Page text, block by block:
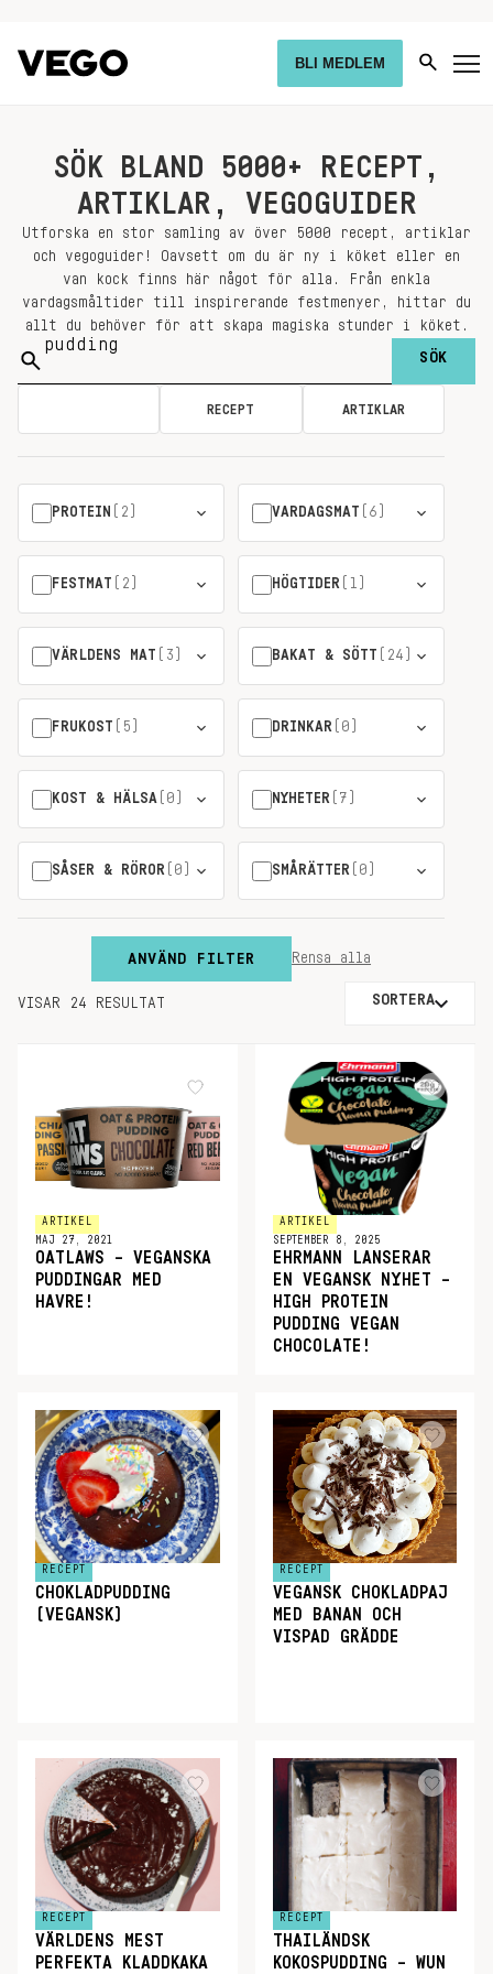
BLI MEDLEM
SÖK BLAND 5000+ RECEPT,
ARTIKLAR, VEGOGUIDER
Utforska en stor samling av över 5000 recept, artiklar
och vegoguider! Oavsett om du är ny i köket eller en
van kock finns här något för alla. Från enkla
vardagsmåltider till inspirerande festmenyer, hittar du
allt du behöver för att skapa magiska stunder i köket.
Sök
på:
RECEPT ARTIKLAR
PROTEIN (2) VARDAGSMAT (6)
FESTMAT (2) HÖGTIDER (1)
VÄRLDENS MAT (3) BAKAT & SÖTT (24)
FRUKOST (5) DRINKAR (0)
KOST & HÄLSA (0) NYHETER (7)
SÅSER & RÖROR (0) SMÅRÄTTER (0)
ANVÄND FILTER Rensa alla
VISAR 24 RESULTAT SORTERA
ARTIKEL
MAJ 27, 2021
OATLAWS – VEGANSKA
PUDDINGAR MED
HAVRE!
ARTIKEL
SEPTEMBER 8, 2025
EHRMANN LANSERAR
EN VEGANSK NYHET –
HIGH PROTEIN
PUDDING VEGAN
CHOCOLATE!
RECEPT
CHOKLADPUDDING
(VEGANSK)
RECEPT
VEGANSK CHOKLADPAJ
MED BANAN OCH
VISPAD GRÄDDE
RECEPT
VÄRLDENS MEST
PERFEKTA KLADDKAKA
RECEPT
THAILÄNDSK
KOKOSPUDDING – WUN